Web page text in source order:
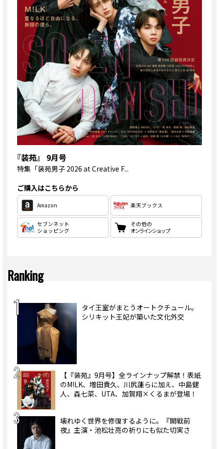
『装苑』 9月号
特集 「装苑男子 2026 at Creative F...
ご購入はこちらから
Amazon 楽天ブックス
セブンネット
ショッピング
その他の
オンラインショップ
Ranking
タイ王室がまとうオートクチュール。
シリキット王妃が築いた文化外交
【『装苑』9月号】全ラインナップ解禁！表紙
のM!LK、増田貴久、川尻蓮らに加え、中島健
人、森七菜、UTA、加賀翔×くるまが登場！
壊れゆく世界を修復するように。『開戦前
夜』主演・池松壮亮の祈りにも似た切実さ